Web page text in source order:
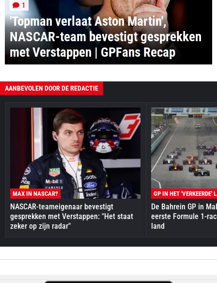
'Topman verlaat Aston Martin',
NASCAR-team bevestigt gesprekken
met Verstappen | GPFans Recap
1
AANBEVOLEN DOOR DE REDACTIE
MAX IN NASCAR?
NASCAR-teameigenaar bevestigt
gesprekken met Verstappen: "Het staat
zeker op zijn radar"
GP IN HET 'VERKEERDE'
De Bahrein GP in
eerste Formule 1-
land